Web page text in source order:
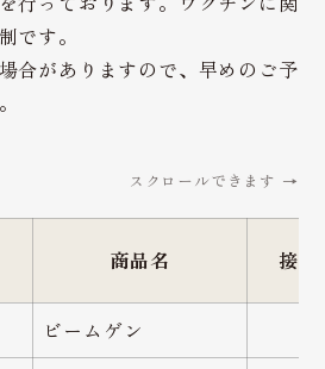
です。
合がありますので、早めのご予
スクロールできます →
商品名 接種
ビームゲン